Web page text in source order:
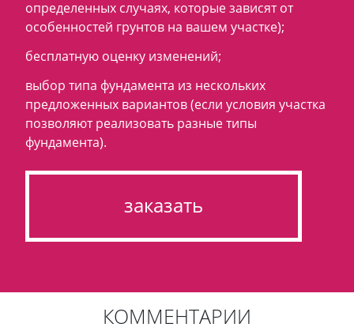
определенных случаях, которые зависят от
особенностей грунтов на вашем участке);
бесплатную оценку изменений;
выбор типа фундамента из нескольких
предложенных вариантов (если условия участка
позволяют реализовать разные типы
фундамента).
заказать
КОММЕНТАРИИ